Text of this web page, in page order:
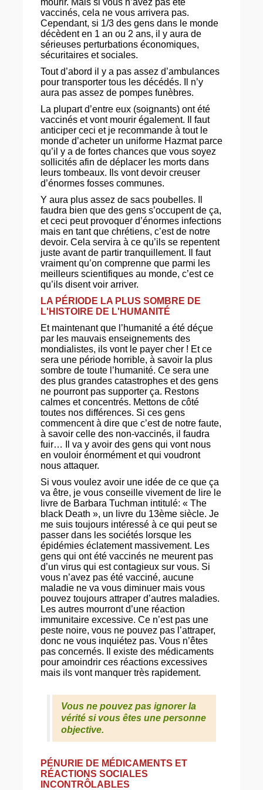
vaccinés, cela ne vous arrivera pas.
Cependant, si 1/3 des gens dans le monde
décèdent en 1 an ou 2 ans, il y aura de
sérieuses perturbations économiques,
sécuritaires et sociales.
Tout d’abord il y a pas assez d’ambulances
pour transporter tous les décédés. Il n’y
aura pas assez de pompes funèbres.
La plupart d’entre eux (soignants) ont été
vaccinés et vont mourir également. Il faut
anticiper ceci et je recommande à tout le
monde d’acheter un uniforme Hazmat parce
qu’il y a de fortes chances que vous soyez
sollicités afin de déplacer les morts dans
leurs tombeaux. Ils vont devoir creuser
d’énormes fosses communes.
Y aura plus assez de sacs poubelles. Il
faudra bien que des gens s’occupent de ça,
et ceci peut provoquer d’énormes infections
mais en tant que chrétiens, c’est de notre
devoir. Cela servira à ce qu’ils se repentent
juste avant de partir tranquillement. Il faut
vraiment qu’on comprenne que parmi les
meilleurs scientifiques au monde, c’est ce
qu’ils disent voir arriver.
LA PÉRIODE LA PLUS SOMBRE DE
L'HISTOIRE DE L'HUMANITÉ
Et maintenant que l’humanité a été déçue
par les mauvais enseignements des
mondialistes, ils vont le payer cher ! Et ce
sera une période horrible, à savoir la plus
sombre de toute l’humanité. Ce sera une
des plus grandes catastrophes et des gens
ne pourront pas supporter ça. Restons
calmes et concentrés. Mettons de côté
toutes nos différences. Si ces gens
commencent à dire que c’est de notre faute,
à savoir celle des non-vaccinés, il faudra
fuir… Il va y avoir des gens qui vont nous
en vouloir énormément et qui voudront
nous attaquer.
Si vous voulez avoir une idée de ce que ça
va être, je vous conseille vivement de lire le
livre de Barbara Tuchman intitulé: « The
black Death », un livre du 13ème siècle. Je
me suis toujours intéressé à ce qui peut se
passer dans les sociétés lorsque les
épidémies éclatement massivement. Les
gens qui ont été vaccinés ne meurent pas
d’un virus qui est contagieux sur vous. Si
vous n’avez pas été vacciné, aucune
maladie ne va vous diminuer mais vous
pouvez toujours attraper d’autres maladies.
Les autres mourront d’une réaction
immunitaire excessive. Ce n’est pas une
peste noire, vous ne pouvez pas l’attraper,
donc ne vous inquiétez pas. Vous n’êtes
pas concernés. Il existe des médicaments
pour amoindrir ces réactions excessives
mais ils vont manquer très rapidement.
Vous ne pouvez pas ignorer la
vérité si vous êtes une personne
objective.
PÉNURIE DE MÉDICAMENTS ET
RÉACTIONS SOCIALES
INCONTRÔLABLES